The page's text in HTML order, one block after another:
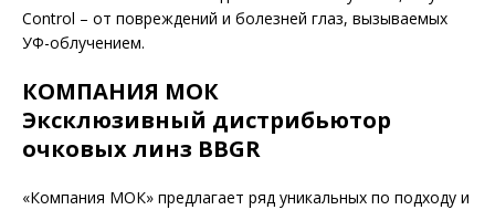
Control – от повреждений и болезней глаз, вызываемых
УФ-облучением.
КОМПАНИЯ МОК
Эксклюзивный дистрибьютор
очковых линз BBGR
«Компания МОК» предлагает ряд уникальных по подходу и